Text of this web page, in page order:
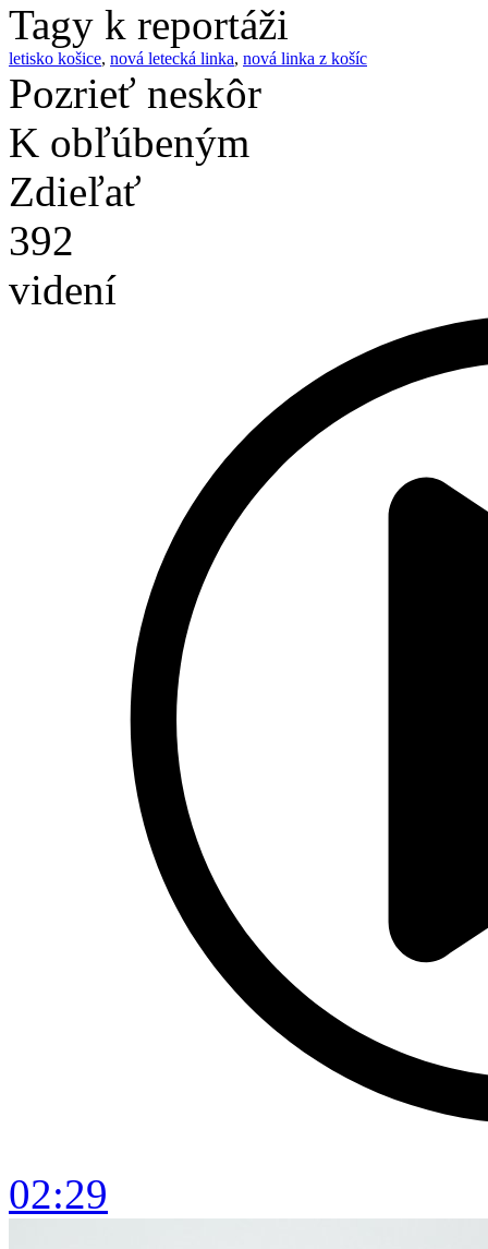
Tagy k reportáži
letisko košice, nová letecká linka, nová linka z košíc
Pozrieť neskôr
K obľúbeným
Zdieľať
392
videní
02:29